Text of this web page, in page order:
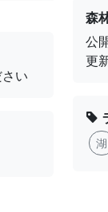
い
森
公
更
湖